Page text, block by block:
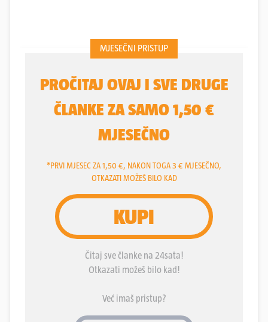
priča nam nogometašGoriceMatthew
(29).